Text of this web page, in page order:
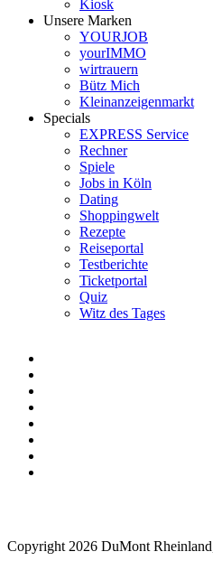
Kiosk
Unsere Marken
YOURJOB
yourIMMO
wirtrauern
Bütz Mich
Kleinanzeigenmarkt
Specials
EXPRESS Service
Rechner
Spiele
Jobs in Köln
Dating
Shoppingwelt
Rezepte
Reiseportal
Testberichte
Ticketportal
Quiz
Witz des Tages
Copyright 2026 DuMont